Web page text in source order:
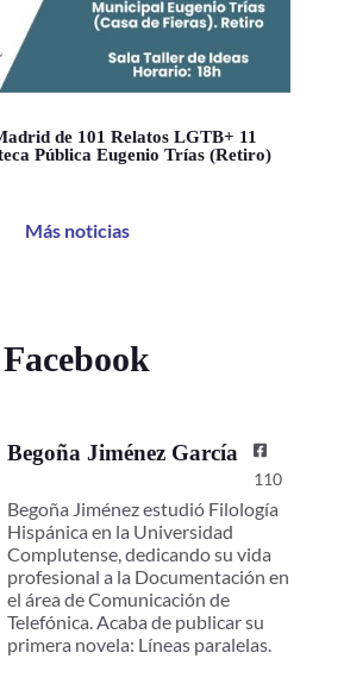
de 101 Relatos LGTB+ 11
Pública Eugenio Trías (Retiro)
Más noticias
Facebook
Begoña Jiménez García
110
Begoña Jiménez estudió Filología
Hispánica en la Universidad
Complutense, dedicando su vida
profesional a la Documentación en
el área de Comunicación de
Telefónica. Acaba de publicar su
primera novela: Líneas paralelas.